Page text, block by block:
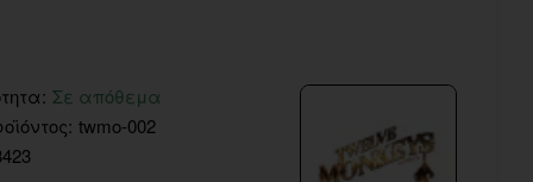
Σε απόθεμα
twmo-002